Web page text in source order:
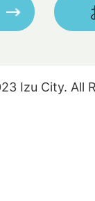
Izu City. All